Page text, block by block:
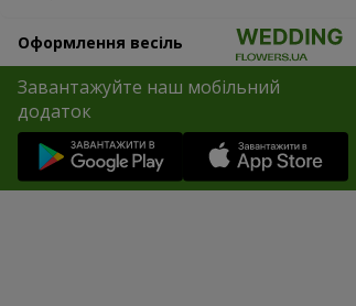
Оформлення весіль
Завантажуйте наш мобільний
додаток